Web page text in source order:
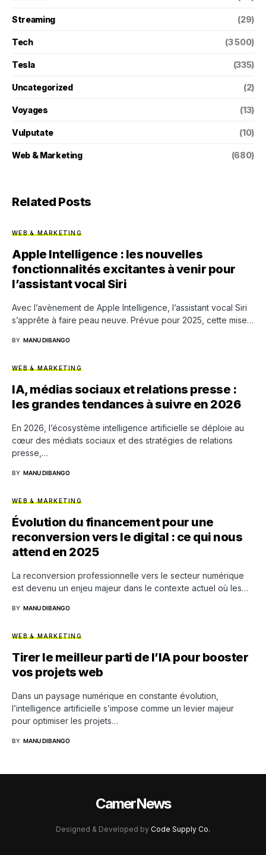
Streaming (29)
Tech (3 500)
Tesla (335)
Uncategorized (2)
Voyages (13)
Vulputate (10)
Web & Marketing (680)
Related Posts
WEB & MARKETING
Apple Intelligence : les nouvelles
fonctionnalités excitantes à venir pour
l’assistant vocal Siri
Avec l’avènement de Apple Intelligence, l’assistant vocal Siri
s’apprête à faire peau neuve. Prévue pour 2025, cette mise…
BY MANU DIBANGO
WEB & MARKETING
IA, médias sociaux et relations presse :
les grandes tendances à suivre en 2026
En 2026, l’écosystème intelligence artificielle se déploie au
cœur des médiats sociaux et des stratégies de relations
presse,…
BY MANU DIBANGO
WEB & MARKETING
Évolution du financement pour une
reconversion vers le digital : ce qui nous
attend en 2025
La reconversion professionnelle vers le secteur numérique
est devenu un enjeu majeur dans le contexte actuel où les…
BY MANU DIBANGO
WEB & MARKETING
Tirer le meilleur parti de l’IA pour booster
vos projets web
Dans un paysage numérique en constante évolution,
l’intelligence artificielle s’impose comme un levier majeur
pour optimiser les projets…
BY MANU DIBANGO
CamerNews
Designed & Developed by Code Supply Co.